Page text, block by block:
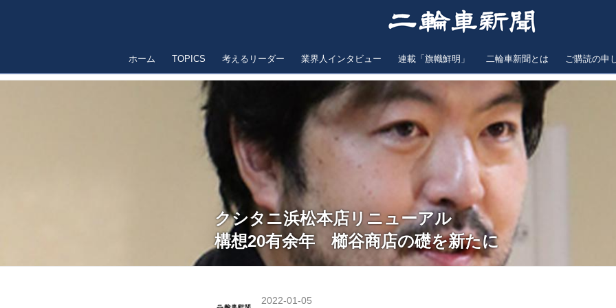
ホーム TOPICS 考えるリーダー 業界人インタビュー 連載「旗幟鮮明」 二輪車新聞とは ご購読の申
クシタニ浜松本店リニューアル
構想20有余年 櫛谷商店の礎を新たに
2022-01-05